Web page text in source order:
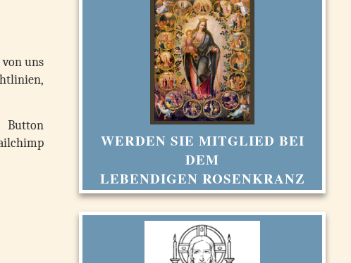
uns
Button
WERDEN SIE MITGLIED BEI
DEM
LEBENDIGEN ROSENKRANZ